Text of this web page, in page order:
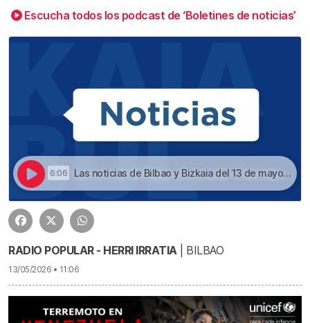
Escucha todos los podcast de ‘Boletines de noticias’
6:06 Las noticias de Bilbao y Bizkaia del 13 de mayo a las 12 | Escucha las noticias de Bilbao y Bizkaia de las 12 con Juanma Jubera del 13 de mayo
RADIO POPULAR - HERRI IRRATIA| BILBAO
13/05/2026 • 11:06